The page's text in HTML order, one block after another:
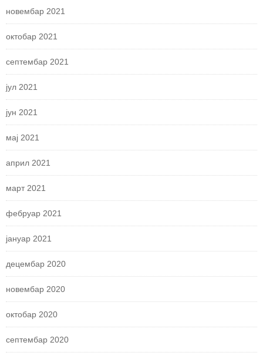
новембар 2021
октобар 2021
септембар 2021
јул 2021
јун 2021
мај 2021
април 2021
март 2021
фебруар 2021
јануар 2021
децембар 2020
новембар 2020
октобар 2020
септембар 2020